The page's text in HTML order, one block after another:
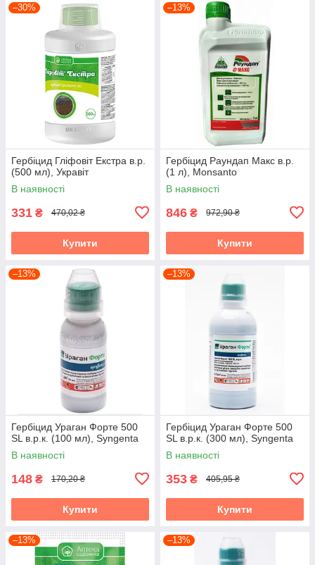
–30%
Гербіцид Гліфовіт Екстра в.р.
(500 мл), Укравіт
В наявності
331 ₴ 470,02 ₴
Купити
–13%
Гербіцид Раундап Макс в.р.
(1 л), Monsanto
В наявності
846 ₴ 972,90 ₴
Купити
–13%
Гербіцид Ураган Форте 500
SL в.р.к. (100 мл), Syngenta
В наявності
148 ₴ 170,20 ₴
Купити
–13%
Гербіцид Ураган Форте 500
SL в.р.к. (300 мл), Syngenta
В наявності
353 ₴ 405,95 ₴
Купити
–13% –13%